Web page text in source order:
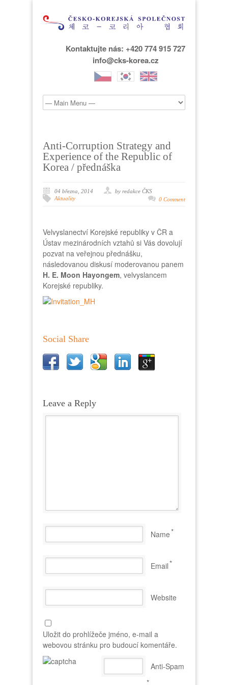
Kontaktujte nás: +420 774 915 727
info@cks-korea.cz
Anti-Corruption Strategy and
Experience of the Republic of
Korea / přednáška
04 března, 2014
by redakce ČKS
Aktuality
0 Comment
Velvyslanectví Korejské republiky v ČR a
Ústav mezinárodních vztahů si Vás dovolují
pozvat na veřejnou přednášku,
následovanou diskusí moderovanou panem
H. E. Moon Hayongem, velvyslancem
Korejské republiky.
Social Share
Leave a Reply
Name*
Email*
Website
Uložit do prohlížeče jméno, e-mail a
webovou stránku pro budoucí komentáře.
Anti-Spam
*